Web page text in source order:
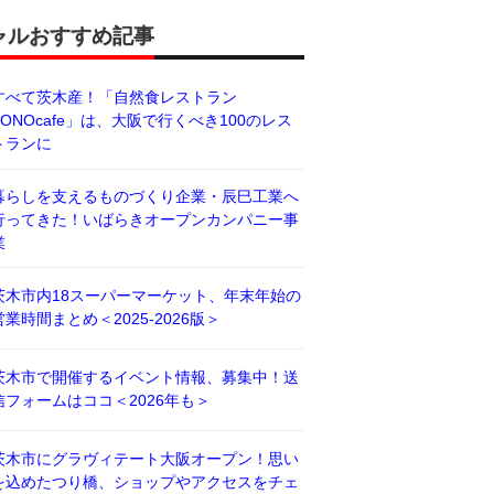
ルおすすめ記事
べて茨木産！「自然食レストラン
」は、大阪で行くべき100のレス
ランに
らしを支えるものづくり企業・辰巳工業へ
ってきた！いばらきオープンカンパニー事
木市内18スーパーマーケット、年末年始の
業時間まとめ＜2025-2026版＞
木市で開催するイベント情報、募集中！送
フォームはココ＜2026年も＞
木市にグラヴィテート大阪オープン！思い
込めたつり橋、ショップやアクセスをチェ